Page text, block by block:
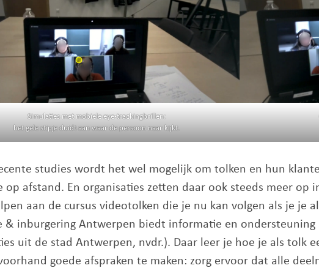
Simulaties met mobiele eye-trackingbrillen:
het gele stipje duidt aan waar de persoon naar kijkt.
studies wordt het wel mogelijk om tolken en hun
op afstand. En organisaties zetten daar ook steeds meer op
aan de cursus videotolken die je nu kan volgen als je je
& inburgering Antwerpen biedt informatie en ondersteuning
uit de stad Antwerpen, nvdr.). Daar leer je hoe je als tolk
goede afspraken te maken: zorg ervoor dat alle